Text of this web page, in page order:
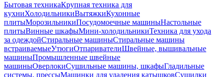
Бытовая техникаКрупная техника для
кухниХолодильникиВытяжкиКухонные
плитыМорозильникиПосудомоечные машиныНастольные
плитыВинные шкафыМини-холодильникиТехника для ухода
за одеждойСтиральные машиныСтиральные машины
встраиваемыеУтюгиОтпаривателиШвейные, вышивальные
машиныПромышленные швейные
машиныОверлокиСушильные машины, шкафыГладильные
системы, прессыМашинки для удаления катышковСушилки